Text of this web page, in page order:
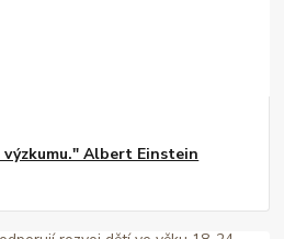
Albert Einstein